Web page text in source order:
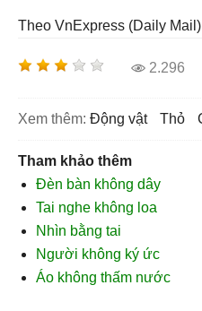
Theo VnExpress (Daily Mail)
2.296
Xem thêm: động vật thỏ
Tham khảo thêm
Đèn bàn không dây
Tai nghe không loa
Nhìn bằng tai
Người không ký ức
Áo không thấm nước